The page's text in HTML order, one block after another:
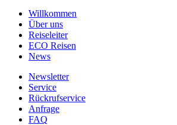
Willkommen
Über uns
Reiseleiter
ECO Reisen
News
Newsletter
Service
Rückrufservice
Anfrage
FAQ